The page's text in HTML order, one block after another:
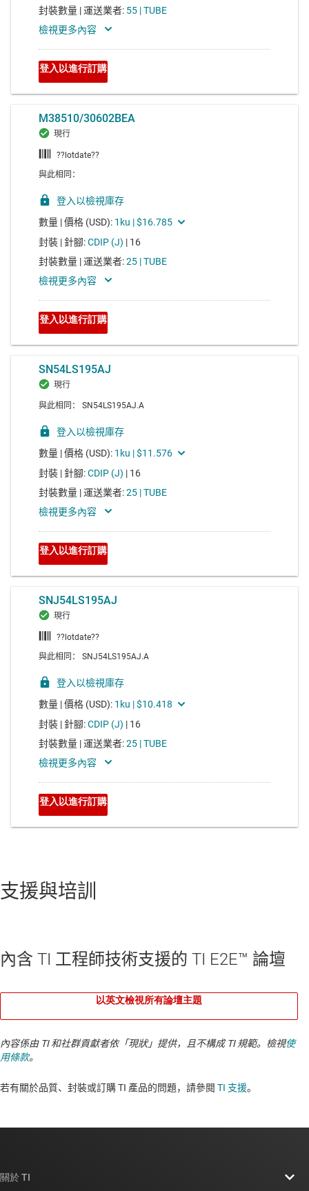
支援與培訓
內含 TI 工程師技術支援的 TI E2E™ 論壇
以英文檢視所有論壇主題
內容係由 TI 和社群貢獻者依「現狀」提供，且不構成 TI 規範。檢視使
用條款。
若有關於品質、封裝或訂購 TI 產品的問題，請參閱 TI 支援。​​​​​​​​​​​​​​
關於 TI